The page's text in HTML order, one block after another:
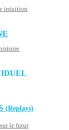
intuition
(Replays)
le futur